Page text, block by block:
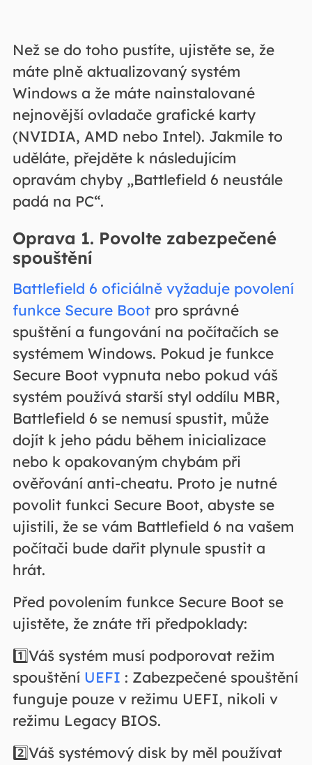
Než se do toho pustíte, ujistěte se, že
máte plně aktualizovaný systém
Windows a že máte nainstalované
nejnovější ovladače grafické karty
(NVIDIA, AMD nebo Intel). Jakmile to
uděláte, přejděte k následujícím
opravám chyby „Battlefield 6 neustále
padá na PC“.
Oprava 1. Povolte zabezpečené
spouštění
Battlefield 6 oficiálně vyžaduje povolení
funkce Secure Bootpro správné
spuštění a fungování na počítačích se
systémem Windows. Pokud je funkce
Secure Boot vypnuta nebo pokud váš
systém používá starší styl oddílu MBR,
Battlefield 6 se nemusí spustit, může
dojít k jeho pádu během inicializace
nebo k opakovaným chybám při
ověřování anti-cheatu. Proto je nutné
povolit funkci Secure Boot, abyste se
ujistili, že se vám Battlefield 6 na vašem
počítači bude dařit plynule spustit a
hrát.
Před povolením funkce Secure Boot se
ujistěte, že znáte tři předpoklady:
1️⃣Váš systém musí podporovat režim
spouštění UEFI : Zabezpečené spouštění
funguje pouze v režimu UEFI, nikoli v
režimu Legacy BIOS.
2️⃣Váš systémový disk by měl používat